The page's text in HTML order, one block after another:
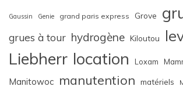
Gaussin Genie grand paris express Grove
grues à tour hydrogène Kiloutou
Liebherr location Loxam
Manitowoc manutention matériels